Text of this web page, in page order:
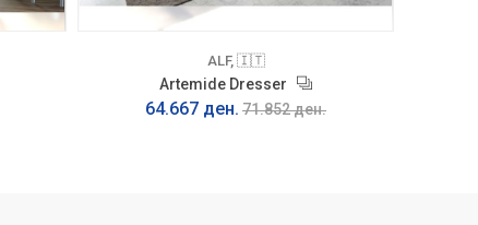
ALF, 🇮🇹
Artemide Dresser
64.667 ден. 71.852 ден.